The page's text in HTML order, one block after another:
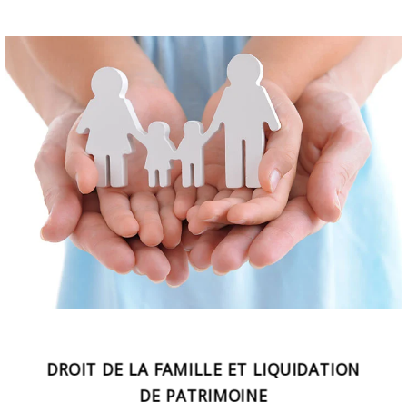
DROIT DE LA FAMILLE ET LIQUIDATION
DE PATRIMOINE